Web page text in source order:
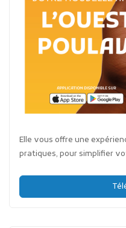
Elle vous offre une
pratiques, pour simplifier